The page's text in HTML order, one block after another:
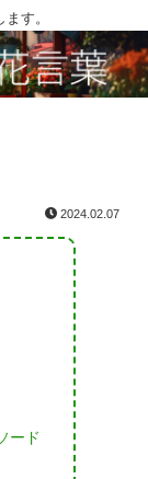
す。
2024.02.07
ード